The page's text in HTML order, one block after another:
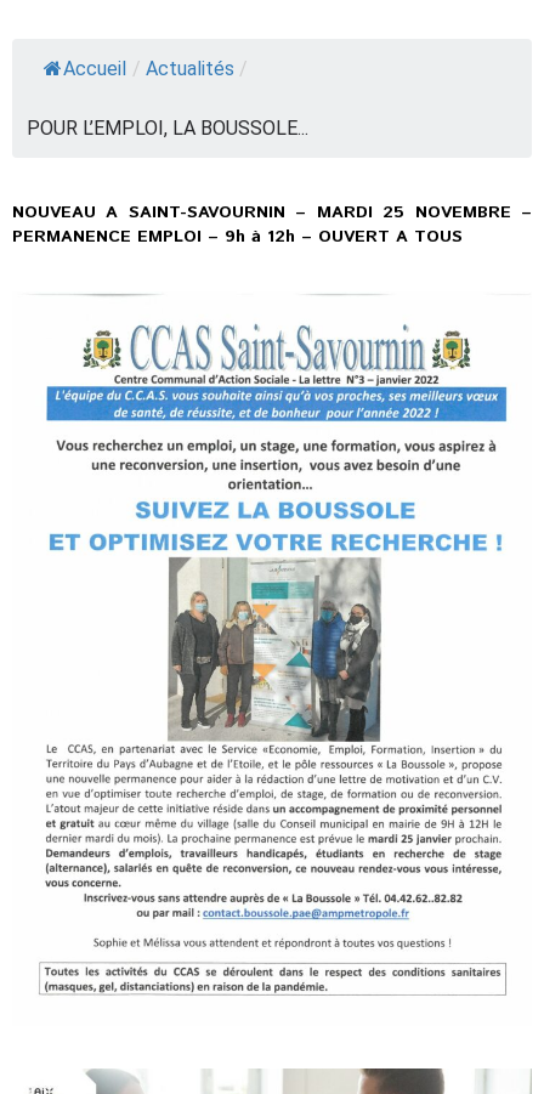
Accueil / Actualités /
POUR L’EMPLOI, LA BOUSSOLE...
NOUVEAU A SAINT-SAVOURNIN – MARDI 25 NOVEMBRE –
PERMANENCE EMPLOI – 9h à 12h – OUVERT A TOUS